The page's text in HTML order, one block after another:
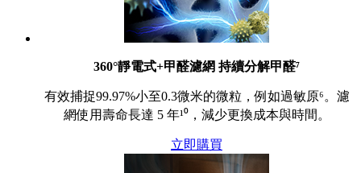
360°靜電式+甲醛濾網 持續分解甲醛⁷
有效捕捉99.97%小至0.3微米的微粒，例如過敏原⁶。濾
網使用壽命長達 5 年¹⁰，減少更換成本與時間。
立即購買